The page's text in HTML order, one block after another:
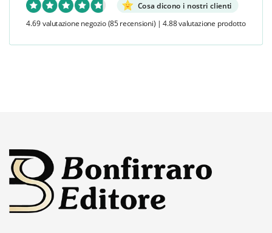
Cosa dicono i nostri clienti
4.69 valutazione negozio (85 recensioni) | 4.88 valutazione prodotto